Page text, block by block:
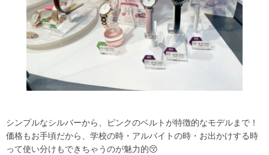
シンプルなシルバーから、ピンクのベルトが特徴的なモデルまで！
価格もお手頃だから、学校の時・アルバイトの時・お出かけする時
って使い分けもできちゃうのが魅力的😚